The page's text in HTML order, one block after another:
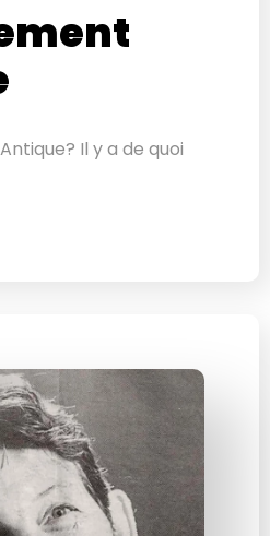
Il y a de quoi